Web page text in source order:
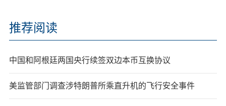
推荐阅读
中国和阿根廷两国央行续签双边本币互换协议
美监管部门调查涉特朗普所乘直升机的飞行安全事件